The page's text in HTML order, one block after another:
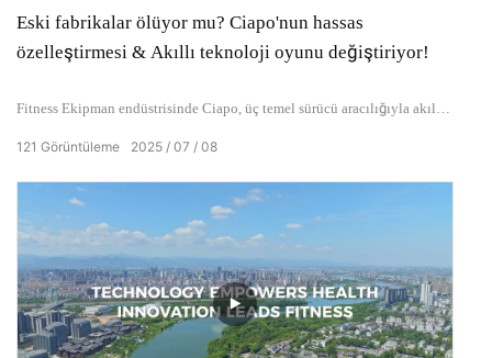
Eski fabrikalar ölüyor mu? Ciapo'nun hassas
özelleştirmesi & Akıllı teknoloji oyunu değiştiriyor!
Fitness Ekipman endüstrisinde Ciapo, üç temel sürücü aracılığıyla akıllı
kalite kontrolü, tedarik zinciri sinerjisi ve derin özelleştirme r&D,
müşterilerin hem performans hem de farklılaşmada atılımlar elde ederken
genel maliyetleri azaltmasına yardımcı olur.
2025 07 08
121 Görüntüleme